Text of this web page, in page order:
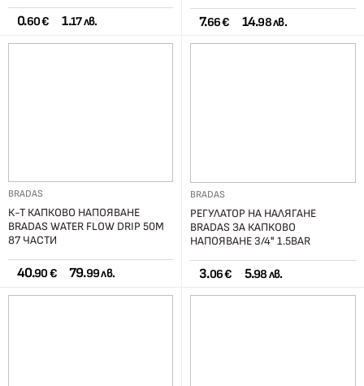
0.60 € 1.17 лв. 7.66 € 14.98 лв.
BRADAS
К-Т КАПКОВО НАПОЯВАНЕ
BRADAS WATER FLOW DRIP 50М
87 ЧАСТИ
40.90 € 79.99 лв.
BRADAS
РЕГУЛАТОР НА НАЛЯГАНЕ
BRADAS ЗА КАПКОВО
НАПОЯВАНЕ 3/4" 1.5BAR
3.06 € 5.98 лв.